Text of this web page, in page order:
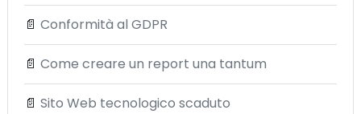
📄 Conformità al GDPR
📄 Come creare un report una tantum
📄 Sito Web tecnologico scaduto